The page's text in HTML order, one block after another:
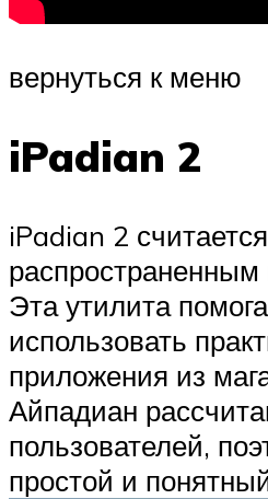
вернуться к меню
iPadian 2
iPadian 2
Эта утилита
использовать
приложения из
Айпадиан
пользователей,
простой и